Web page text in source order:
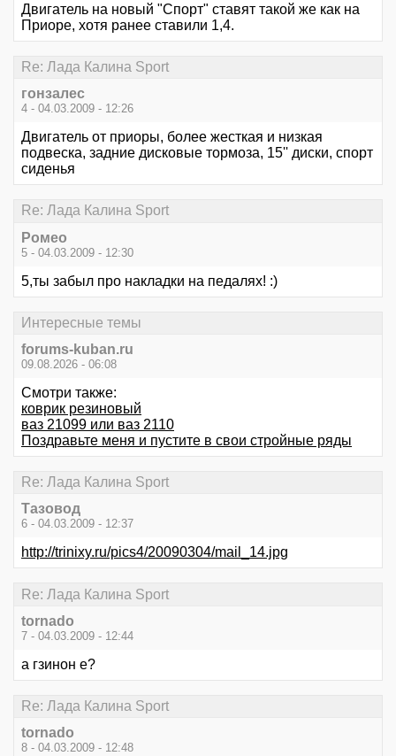
Двигатель на новый "Спорт" ставят такой же как на
Приоре, хотя ранее ставили 1,4.
Re: Лада Калина Sport
гонзалес
4 - 04.03.2009 - 12:26
Двигатель от приоры, более жесткая и низкая
подвеска, задние дисковые тормоза, 15'' диски, спорт
сиденья
Re: Лада Калина Sport
Ромео
5 - 04.03.2009 - 12:30
5,ты забыл про накладки на педалях! :)
Интересные темы
forums-kuban.ru
09.08.2026 - 06:08
Смотри также:
коврик резиновый
ваз 21099 или ваз 2110
Поздравьте меня и пустите в свои стройные ряды
Re: Лада Калина Sport
Тазовод
6 - 04.03.2009 - 12:37
http://trinixy.ru/pics4/20090304/mail_14.jpg
Re: Лада Калина Sport
tornado
7 - 04.03.2009 - 12:44
а гзинон е?
Re: Лада Калина Sport
tornado
8 - 04.03.2009 - 12:48